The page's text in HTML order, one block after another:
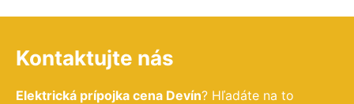
Kontaktujte nás
Elektrická prípojka cena Devín? Hľadáte na to